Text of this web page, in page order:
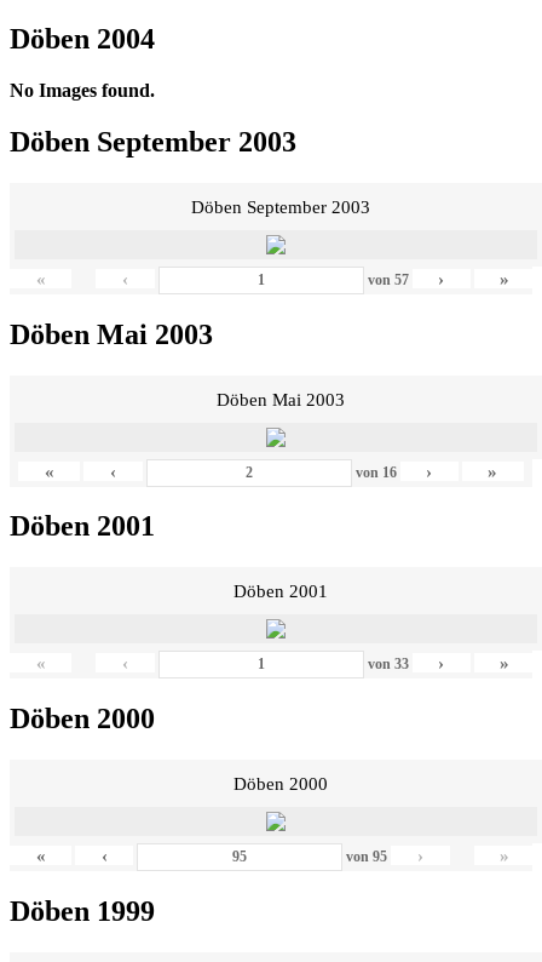
Döben 2004
No Images found.
Döben September 2003
Döben September 2003
« ‹ von 57 › »
Döben Mai 2003
Döben Mai 2003
« ‹ von 16 › »
Döben 2001
Döben 2001
« ‹ von 33 › »
Döben 2000
Döben 2000
« ‹ von95 › »
Döben 1999